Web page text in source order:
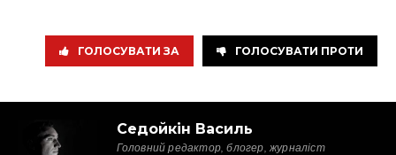
ГОЛОСУВАТИ ЗА ГОЛОСУВАТИ ПРОТИ
Седойкін Василь
Головний редактор, блогер, журналіст